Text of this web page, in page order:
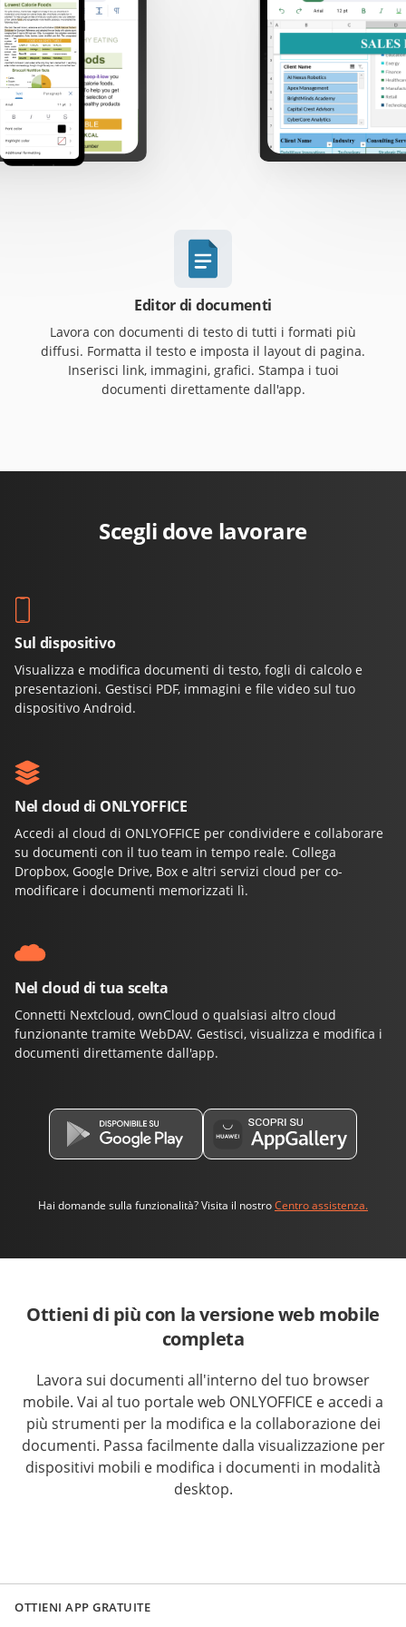
Editor di documenti
Lavora con documenti di testo di tutti i formati più
diffusi. Formatta il testo e imposta il layout di pagina.
Inserisci link, immagini, grafici. Stampa i tuoi
documenti direttamente dall'app.
Scegli dove lavorare
Sul dispositivo
Visualizza e modifica documenti di testo, fogli di calcolo e
presentazioni. Gestisci PDF, immagini e file video sul tuo
dispositivo Android.
Nel cloud di ONLYOFFICE
Accedi al cloud di ONLYOFFICE per condividere e collaborare
su documenti con il tuo team in tempo reale. Collega
Dropbox, Google Drive, Box e altri servizi cloud per co-
modificare i documenti memorizzati lì.
Nel cloud di tua scelta
Connetti Nextcloud, ownCloud o qualsiasi altro cloud
funzionante tramite WebDAV. Gestisci, visualizza e modifica i
documenti direttamente dall'app.
Hai domande sulla funzionalità? Visita il nostroCentro assistenza.
Ottieni di più con la versione web mobile
completa
Lavora sui documenti all'interno del tuo browser
mobile. Vai al tuo portale web ONLYOFFICE e accedi a
più strumenti per la modifica e la collaborazione dei
documenti. Passa facilmente dalla visualizzazione per
dispositivi mobili e modifica i documenti in modalità
desktop.
OTTIENI APP GRATUITE